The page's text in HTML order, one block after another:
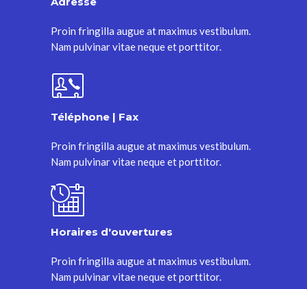
Proin fringilla augue at maximus vestibulum.
Nam pulvinar vitae neque et porttitor.
Téléphone | Fax
Proin fringilla augue at maximus vestibulum.
Nam pulvinar vitae neque et porttitor.
Horaires d'ouvertures
Proin fringilla augue at maximus vestibulum.
Nam pulvinar vitae neque et porttitor.